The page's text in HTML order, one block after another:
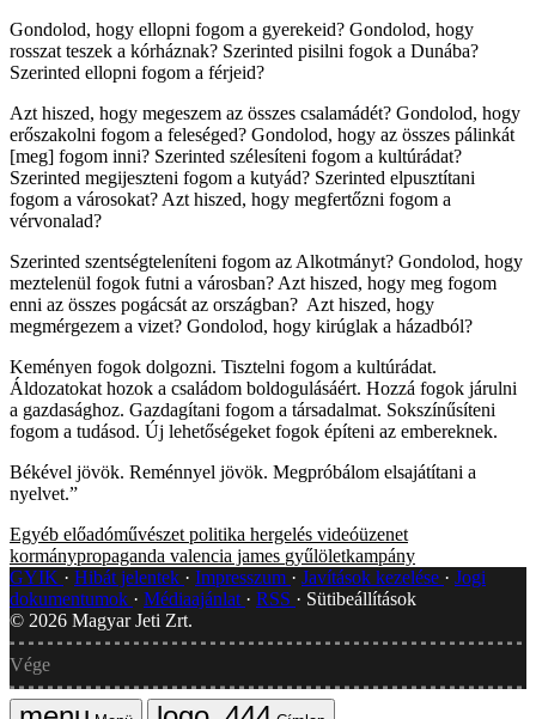
Gondolod, hogy ellopni fogom a gyerekeid? Gondolod, hogy
rosszat teszek a kórháznak? Szerinted pisilni fogok a Dunába?
Szerinted ellopni fogom a férjeid?
Azt hiszed, hogy megeszem az összes csalamádét? Gondolod, hogy
erőszakolni fogom a feleséged? Gondolod, hogy az összes pálinkát
[meg] fogom inni? Szerinted szélesíteni fogom a kultúrádat?
Szerinted megijeszteni fogom a kutyád? Szerinted elpusztítani
fogom a városokat? Azt hiszed, hogy megfertőzni fogom a
vérvonalad?
Szerinted szentségteleníteni fogom az Alkotmányt? Gondolod, hogy
meztelenül fogok futni a városban? Azt hiszed, hogy meg fogom
enni az összes pogácsát az országban? Azt hiszed, hogy
megmérgezem a vizet? Gondolod, hogy kirúglak a házadból?
Keményen fogok dolgozni. Tisztelni fogom a kultúrádat.
Áldozatokat hozok a családom boldogulásáért. Hozzá fogok járulni
a gazdasághoz. Gazdagítani fogom a társadalmat. Sokszínűsíteni
fogom a tudásod. Új lehetőségeket fogok építeni az embereknek.
Békével jövök. Reménnyel jövök. Megpróbálom elsajátítani a
nyelvet.”
Egyéb előadóművészet politika hergelés videóüzenet
kormánypropaganda valencia james gyűlöletkampány
GYIK
Hibát jelentek Impresszum Javítások kezelése
Jogi
dokumentumok
Médiaajánlat RSS
Sütibeállítások
© 2026 Magyar Jeti Zrt.
Vége